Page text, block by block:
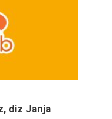
diz Janja